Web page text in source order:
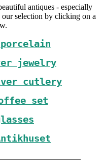
antiques - especially
selection by clicking on a
jewelry
cutlery
set